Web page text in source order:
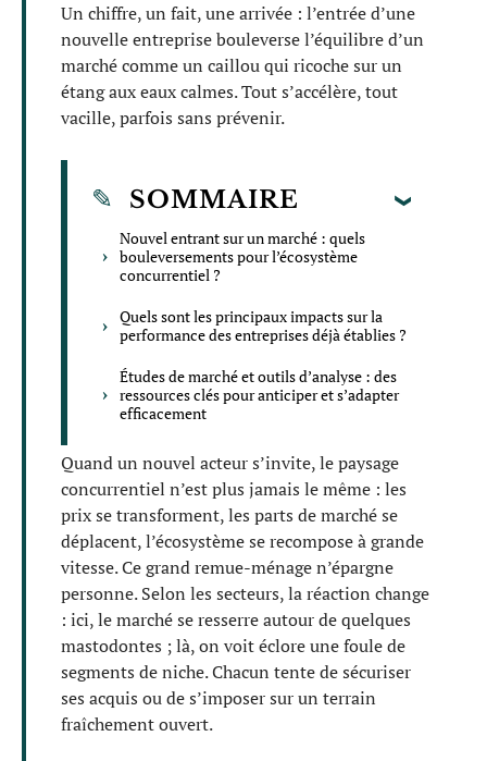
Un chiffre, un fait, une arrivée : l’entrée d’une
nouvelle entreprise bouleverse l’équilibre d’un
marché comme un caillou qui ricoche sur un
étang aux eaux calmes. Tout s’accélère, tout
vacille, parfois sans prévenir.
SOMMAIRE
Nouvel entrant sur un marché : quels
bouleversements pour l’écosystème
concurrentiel ?
Quels sont les principaux impacts sur la
performance des entreprises déjà établies ?
Études de marché et outils d’analyse : des
ressources clés pour anticiper et s’adapter
efficacement
Quand un nouvel acteur s’invite, le paysage
concurrentiel n’est plus jamais le même : les
prix se transforment, les parts de marché se
déplacent, l’écosystème se recompose à grande
vitesse. Ce grand remue-ménage n’épargne
personne. Selon les secteurs, la réaction change
: ici, le marché se resserre autour de quelques
mastodontes ; là, on voit éclore une foule de
segments de niche. Chacun tente de sécuriser
ses acquis ou de s’imposer sur un terrain
fraîchement ouvert.